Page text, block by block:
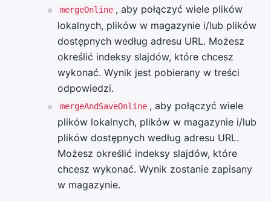
mergeOnline , aby połączyć wiele plików
lokalnych, plików w magazynie i/lub plików
dostępnych według adresu URL. Możesz
określić indeksy slajdów, które chcesz
wykonać. Wynik jest pobierany w treści
odpowiedzi.
mergeAndSaveOnline , aby połączyć wiele
plików lokalnych, plików w magazynie i/lub
plików dostępnych według adresu URL.
Możesz określić indeksy slajdów, które
chcesz wykonać. Wynik zostanie zapisany
w magazynie.